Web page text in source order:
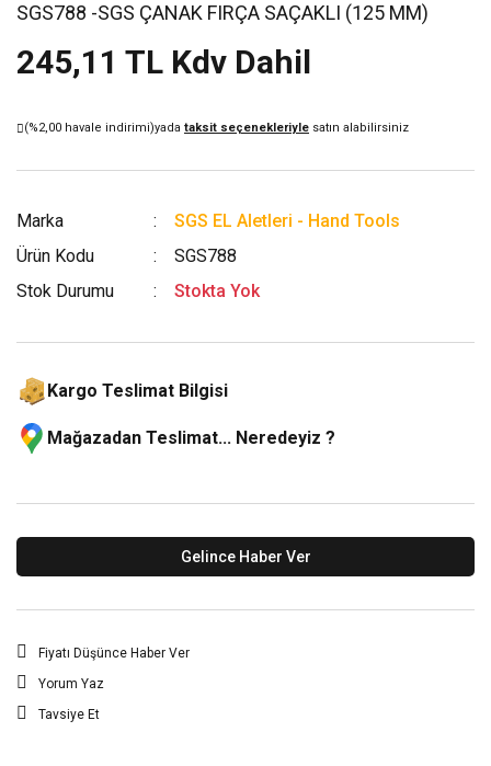
SGS788 -SGS ÇANAK FIRÇA SAÇAKLI (125 MM)
245,11 TL Kdv Dahil
(%2,00 havale indirimi)yada taksit seçenekleriyle satın alabilirsiniz
Marka
SGS EL Aletleri - Hand Tools
Ürün Kodu
SGS788
Stok Durumu
Stokta Yok
Kargo Teslimat Bilgisi
Mağazadan Teslimat... Neredeyiz ?
Gelince Haber Ver
Fiyatı Düşünce Haber Ver
Yorum Yaz
Tavsiye Et